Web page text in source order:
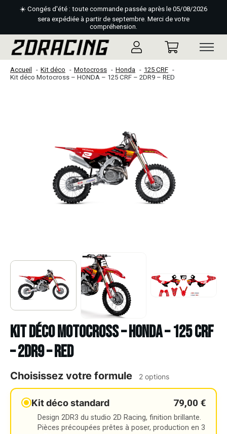
☀️ Congés d'été : toute commande passée après le 05/08/2026
sera expédiée à partir de septembre. Merci de votre
compréhension.
Accueil Kit déco Motocross Honda
125 CRF
Kit déco Motocross – HONDA – 125 CRF – 2DR9 – RED
Kit déco Motocross – HONDA – 125 CRF
– 2DR9 – RED
Choisissez votre formule 2 options
Kit déco standard 79,00 €
Design 2DR3 du studio 2D Racing, finition brillante.
Pièces précoupées prêtes à poser, production en 3